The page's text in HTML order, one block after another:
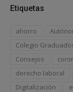
Etiquetas
ahorro
Colegio
Consejos
derecho laboral
Digitalización